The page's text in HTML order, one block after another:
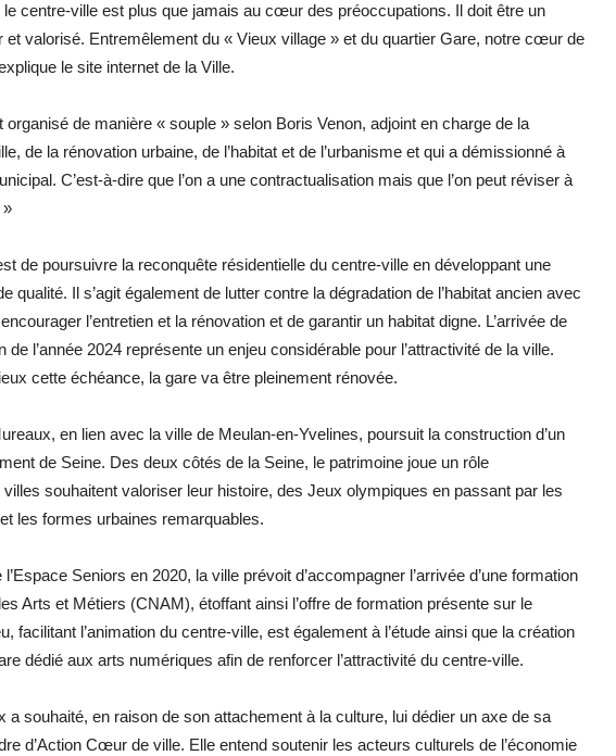
le centre-ville est plus que jamais au cœur des préoccupations. Il doit être un
et valorisé. Entremêlement du « Vieux village » et du quartier Gare, notre cœur de
le site internet de la Ville.
de manière « souple » selon Boris Venon, adjoint en charge de la
de la rénovation urbaine, de l’habitat et de l’urbanisme et qui a démissionné à
C’est-à-dire que l’on a une contractualisation mais que l’on peut réviser à
»
de poursuivre la reconquête résidentielle du centre-ville en développant une
qualité. Il s’agit également de lutter contre la dégradation de l’habitat ancien avec
l’entretien et la rénovation et de garantir un habitat digne. L’arrivée de
de l’année 2024 représente un enjeu considérable pour l’attractivité de la ville.
cette échéance, la gare va être pleinement rénovée.
en lien avec la ville de Meulan-en-Yvelines, poursuit la construction d’un
de Seine. Des deux côtés de la Seine, le patrimoine joue un rôle
souhaitent valoriser leur histoire, des Jeux olympiques en passant par les
les formes urbaines remarquables.
Seniors en 2020, la ville prévoit d’accompagner l’arrivée d’une formation
Arts et Métiers (CNAM), étoffant ainsi l’offre de formation présente sur le
facilitant l’animation du centre-ville, est également à l’étude ainsi que la création
dédié aux arts numériques afin de ­renforcer l’attractivité du centre-ville.
a souhaité, en raison de son attachement à la culture, lui dédier un axe de sa
d’Action Cœur de ville. Elle entend soutenir les acteurs culturels de l’économie